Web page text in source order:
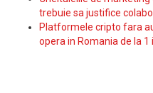
trebuie sa justifice
Platformele cripto fara
opera in Romania de la 1